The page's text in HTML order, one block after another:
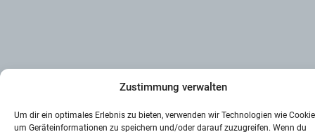
Zustimmung verwalten
Um dir ein optimales Erlebnis zu bieten, verwenden wir Technologien wie
um Geräteinformationen zu speichern und/oder darauf zuzugreifen. Wenn du